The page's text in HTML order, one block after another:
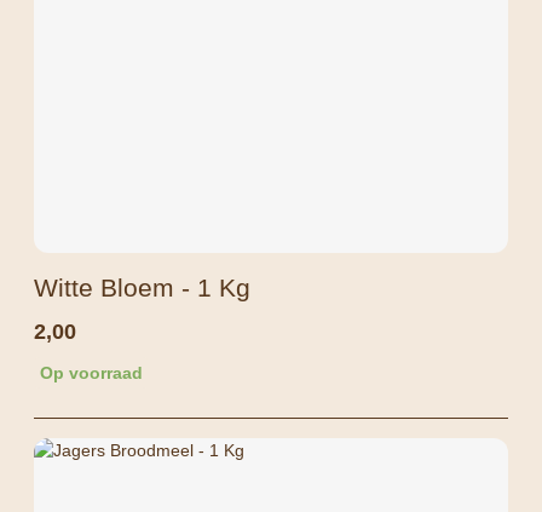
Witte Bloem - 1 Kg
2,00
Op voorraad